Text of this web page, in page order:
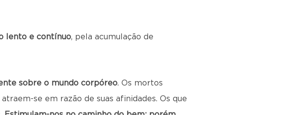
lento e contínuo, pela acumulação de
sobre o mundo corpóreo. Os mortos
se em razão de suas afinidades. Os que